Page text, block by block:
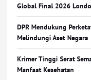
Global Final 2026
DPR Mendukung
Melindungi Aset Negara
Krimer Tinggi Serat
Manfaat Kesehatan